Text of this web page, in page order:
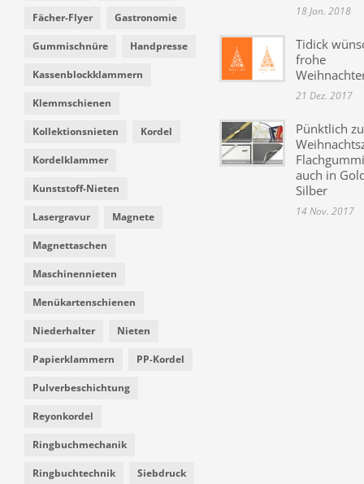
Fächer-Flyer Gastronomie
Gummischnüre Handpresse
Kassenblockklammern
Klemmschienen
Kollektionsnieten Kordel
Kordelklammer
Kunststoff-Nieten
Lasergravur Magnete
Magnettaschen
Maschinennieten
Menükartenschienen
Niederhalter Nieten
Papierklammern PP-Kordel
Pulverbeschichtung
Reyonkordel
Ringbuchmechanik
Ringbuchtechnik Siebdruck
18 Jan. 2018
Tidick
frohe
21 Dez. 2017
Pünktlich
auch in
Silber
14 Nov. 2017